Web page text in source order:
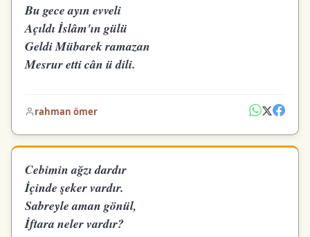
Bu gece ayın evveli
Açıldı İslâm'ın gülü
Geldi Mübarek ramazan
Mesrur etti cân ü dili.
rahman ömer
Cebimin ağzı dardır
İçinde şeker vardır.
Sabreyle aman gönül,
İftara neler vardır?